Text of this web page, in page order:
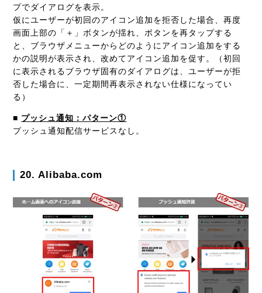
プでダイアログを表示。
仮にユーザーが初回のアイコン追加を拒否した場合、再度
画面上部の「＋」ボタンが揺れ、ボタンを再タップする
と、ブラウザメニューからどのようにアイコン追加をする
かの説明が表示され、改めてアイコン追加を促す。（初回
に表示されるブラウザ固有のダイアログは、ユーザーが拒
否した場合に、一定期間再表示されない仕様になってい
る）
■ プッシュ通知：パターン①
プッシュ通知配信サービスなし。
20. Alibaba.com